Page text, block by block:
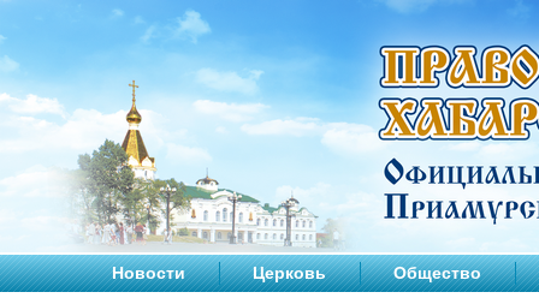
Новости Церковь Общество